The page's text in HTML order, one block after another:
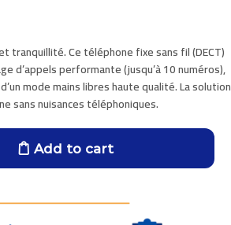
tranquillité. Ce téléphone fixe sans fil (DECT)
d’appelsperformante (jusqu’à 10 numéros),
mode mains libres haute qualité. La solution
sans nuisances téléphoniques.
Add to cart